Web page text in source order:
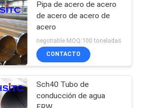
Pipa de acero de acero
de acero de acero de
acero
negotiable MOQ:100 toneladas
CONTACTO
Sch40 Tubo de
conducción de agua